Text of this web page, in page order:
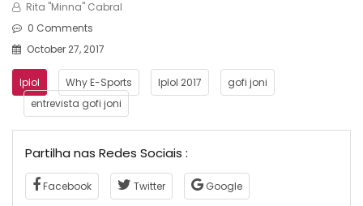
Rita "Minna" Cabral
0 Comments
October 27, 2017
lplol Why E-Sports lplol 2017
gofi joni
entrevista gofi joni
Partilha nas Redes Sociais :
Facebook Twitter Google